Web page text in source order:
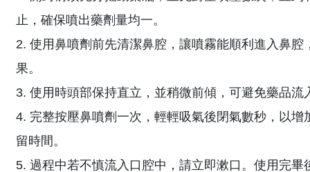
止，確保噴出藥劑量均一。
2. 使用鼻噴劑前先清潔鼻腔，讓噴霧能順利進入鼻腔
果。
3. 使用時頭部保持直立，並稍微前傾，可避免藥品流
4. 完整按壓鼻噴劑一次，輕輕吸氣後閉氣數秒，以增
留時間。
5. 過程中若不慎流入口腔中，請立即漱口。使用完畢